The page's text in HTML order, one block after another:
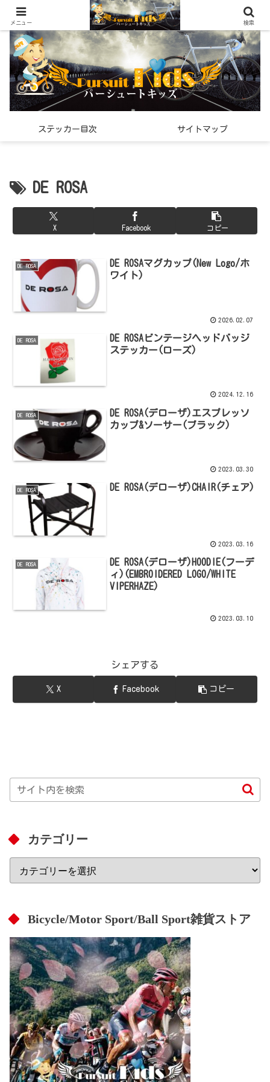
世界中で見つけた「希少なスポーツ雑貨」の紹介メディア
ステッカー目次 サイトマップ
DE ROSA
X Facebook コピー
DE ROSA
DE ROSAマグカップ(New Logo/ホ
ワイト)
2026.02.07
DE ROSA
DE ROSAビンテージヘッドバッジ
ステッカー(ローズ)
2024.12.16
DE ROSA
DE ROSA(デローザ)エスプレッソ
カップ&ソーサー(ブラック)
2023.03.30
DE ROSA DE ROSA(デローザ)CHAIR(チェア)
2023.03.16
DE ROSA
DE ROSA(デローザ)HOODIE(フーデ
ィ)(EMBROIDERED LOGO/WHITE
VIPERHAZE)
2023.03.10
シェアする
X Facebook コピー
カテゴリー
Bicycle/Motor Sport/Ball Sport雑貨ストア
メニュー 検索